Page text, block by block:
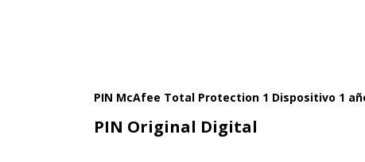
PIN McAfee Total Protection 1 Dispositivo 1
PIN Original Digital